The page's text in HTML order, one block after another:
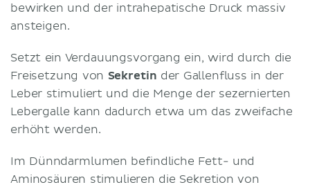
bewirken und der intrahepatische Druck massiv
ansteigen.
Setzt ein Verdauungsvorgang ein, wird durch die
Freisetzung von Sekretin der Gallenfluss in der
Leber stimuliert und die Menge der sezernierten
Lebergalle kann dadurch etwa um das zweifache
erhöht werden.
Im Dünndarmlumen befindliche Fett- und
Aminosäuren stimulieren die Sekretion von